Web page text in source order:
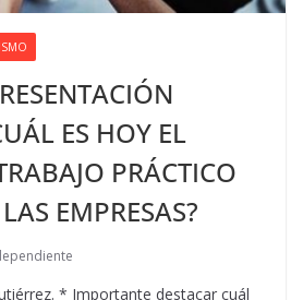
ES HOY EL
PRÁCTICO
EMPRESAS?
* Importante destacar cuál